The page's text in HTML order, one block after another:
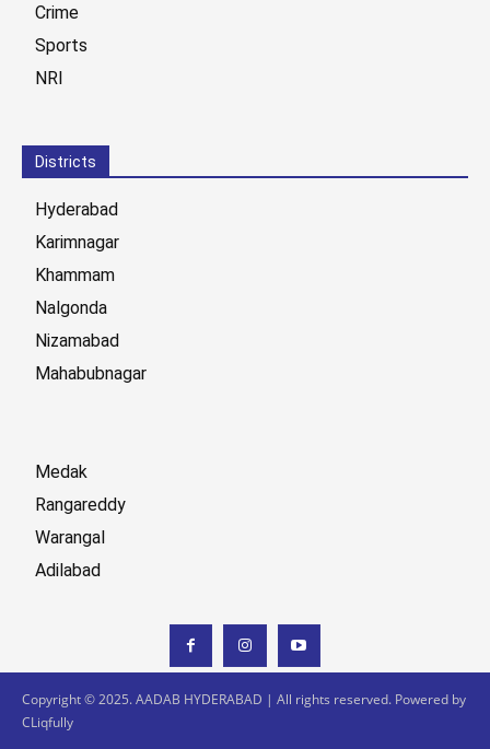
Crime
Sports
NRI
Districts
Hyderabad
Karimnagar
Khammam
Nalgonda
Nizamabad
Mahabubnagar
Medak
Rangareddy
Warangal
Adilabad
Copyright © 2025. AADAB HYDERABAD | All rights reserved. Powered by
CLiqfully